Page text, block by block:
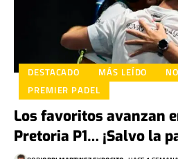
DESTACADO MÁS LEÍDO
PREMIER PADEL
Los favoritos avanzan
Pretoria P1… ¡Salvo la